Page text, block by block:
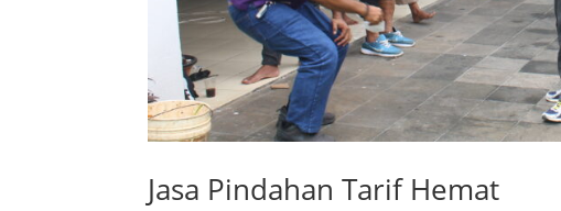
Jasa Pindahan Tarif Hemat